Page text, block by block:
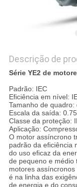
Descrição de
Série YE2 de
Padrão: IEC
Eficiência em nível:
Tamanho de
Escala da saída:
Classe da proteção:
Aplicação:
O motor assíncrono
padrão da eficiência
do uso eficaz da
de pequeno e médio
motores
é na linha das
de energia e do